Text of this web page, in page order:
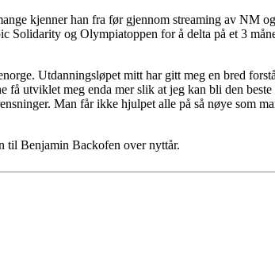
kjenner han fra før gjennom streaming av NM
Solidarity og Olympiatoppen for å delta på et 3
Utdanningsløpet mitt har gitt meg en bred
få utviklet meg enda mer slik at jeg kan bli den
Man får ikke hjulpet alle på så nøye som
til Benjamin Backofen over nyttår.